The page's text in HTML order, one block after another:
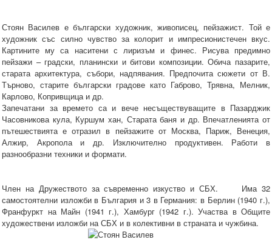
Стоян Василев е български художник, живописец, пейзажист. Той е
художник със силно чувство за колорит и импресионистечен вкус.
Картините му са наситени с лиризъм и финес. Рисува предимно
пейзажи – градски, планински и битови композиции. Обича пазарите,
старата архитектура, събори, надпявания. Предпочита сюжети от В.
Търново, старите български градове като Габрово, Трявна, Мелник,
Карлово, Копривщица и др.
Запечатани за времето са и вече несъществуващите в Пазарджик
Часовникова кула, Куршум хан, Старата баня и др. Впечатленията от
пътешествията е отразил в пейзажите от Москва, Париж, Венеция,
Алжир, Акропола и др. Изключително продуктивен. Работи в
разнообразни техники и формати.
Член на Дружеството за съвременно изкуство и СБХ. Има 32
самостоятелни изложби в България и 3 в Германия: в Берлин (1940 г.),
Франфуркт на Майн (1941 г.), Хамбург (1942 г.). Участва в Общите
художествени изложби на СБХ и в колективни в страната и чужбина.